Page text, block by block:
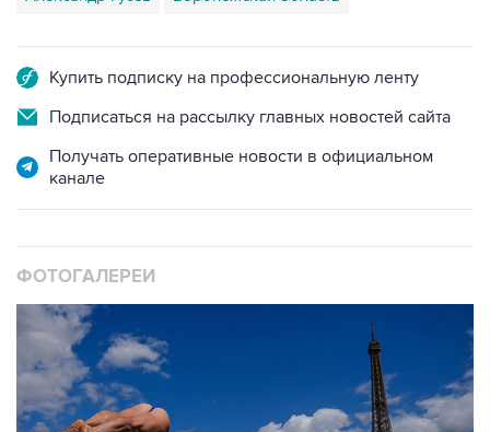
Купить подписку на профессиональную ленту
Подписаться на рассылку главных новостей сайта
Получать оперативные новости в официальном
канале
ФОТОГАЛЕРЕИ